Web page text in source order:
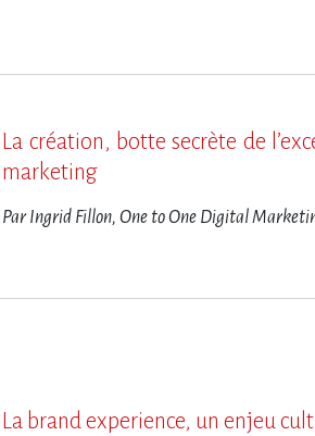
La création, botte secrète de
marketing
Par Ingrid Fillon, One to One Digital
La brand experience, un enjeu